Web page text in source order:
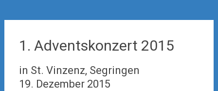
1. Adventskonzert 2015
in St. Vinzenz, Segringen
19. Dezember 2015